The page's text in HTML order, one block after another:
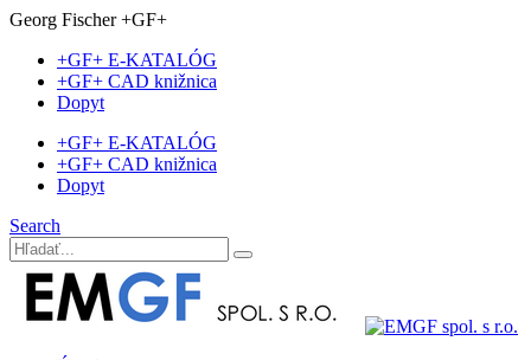
Georg Fischer +GF+
+GF+ E-KATALÓG
+GF+ CAD knižnica
Dopyt
+GF+ E-KATALÓG
+GF+ CAD knižnica
Dopyt
Search